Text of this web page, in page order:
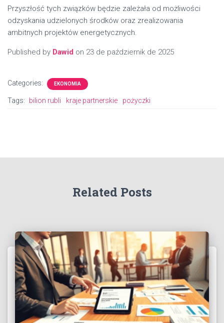
Przyszłość tych związków będzie zależała od możliwości
odzyskania udzielonych środków oraz zrealizowania
ambitnych projektów energetycznych.
Published by Dawid on 23 de październik de 2025
Categories: EKONOMIA
Tags: bilion rubli kraje partnerskie pożyczki
Related Posts